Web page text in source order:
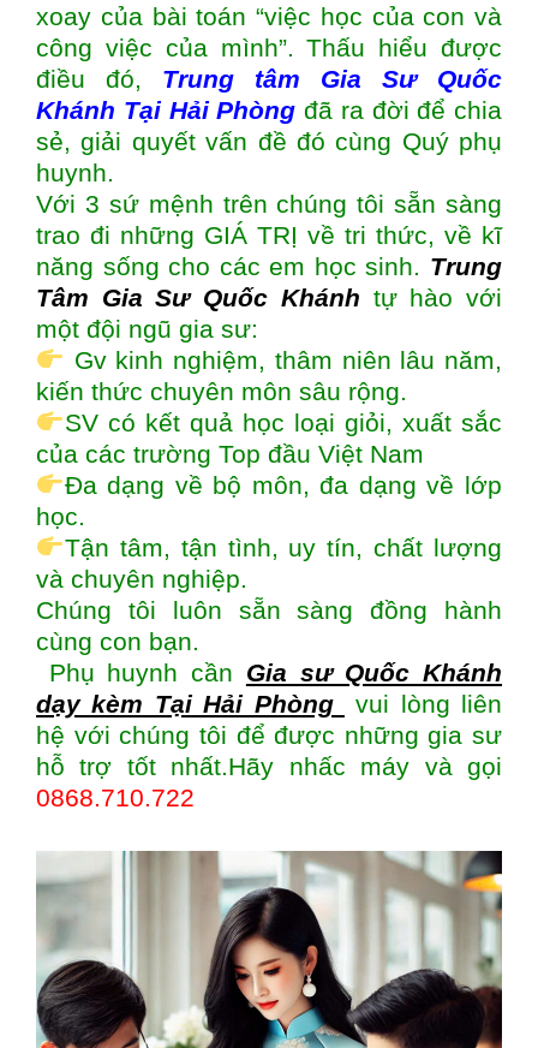
xoay của bài toán “việc học của con và
công việc của mình”. Thấu hiểu được
điều đó, Trung tâm
Gia Sư Quốc
Khánh Tại Hải Phòng đã ra đời để chia
sẻ, giải quyết vấn đề đó cùng Quý phụ
huynh.
Với 3 sứ mệnh trên chúng tôi sẵn sàng
trao đi những GIÁ TRỊ về tri thức, về kĩ
năng sống cho các em học sinh. Trung
Tâm Gia Sư Quốc Khánh tự hào với
một đội ngũ gia sư:
Gv kinh nghiệm, thâm niên lâu năm,
kiến thức chuyên môn sâu rộng.
SV có kết quả học loại giỏi, xuất sắc
của các trường Top đầu Việt Nam
Đa dạng về bộ môn, đa dạng về lớp
học.
Tận tâm, tận tình, uy tín, chất lượng
và chuyên nghiệp.
Chúng tôi luôn sẵn sàng đồng hành
cùng con bạn.
Phụ huynh cần Gia sư Quốc Khánh
dạy kèm Tại Hải Phòng
vui lòng liên
hệ với chúng tôi để được những gia sư
hỗ trợ tốt nhất.Hãy nhấc máy và gọi
0868.710.722